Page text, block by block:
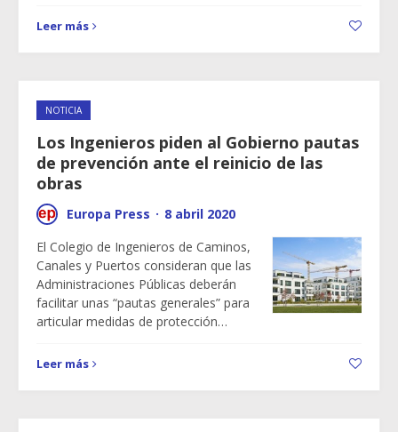
Leer más
NOTICIA
Los Ingenieros piden al Gobierno pautas
de prevención ante el reinicio de las
obras
Europa Press · 8 abril 2020
El Colegio de Ingenieros de Caminos,
Canales y Puertos consideran que las
Administraciones Públicas deberán
facilitar unas “pautas generales” para
articular medidas de protección…
Leer más